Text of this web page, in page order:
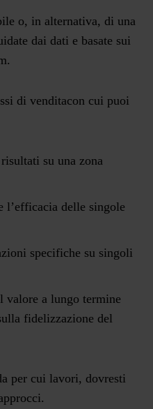
o, in alternativa, di una
dai dati e basate sui
di venditacon cui puoi
su una zona
l’efficacia delle singole
specifiche su singoli
valore a lungo termine
fidelizzazione del
per cui lavori, dovresti